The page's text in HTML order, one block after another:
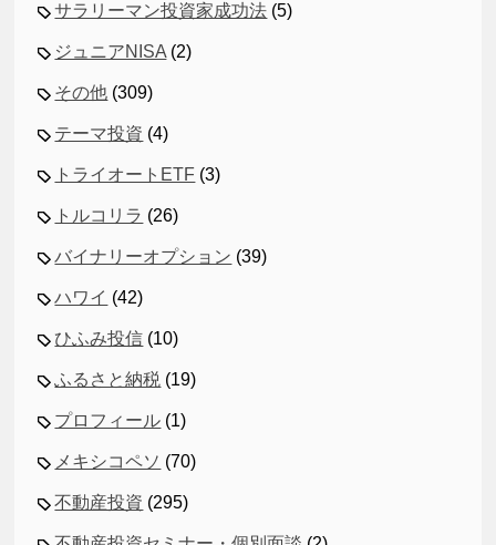
サラリーマン投資家成功法 (5)
ジュニアNISA (2)
その他 (309)
テーマ投資 (4)
トライオートETF (3)
トルコリラ (26)
バイナリーオプション (39)
ハワイ (42)
ひふみ投信 (10)
ふるさと納税 (19)
プロフィール (1)
メキシコペソ (70)
不動産投資 (295)